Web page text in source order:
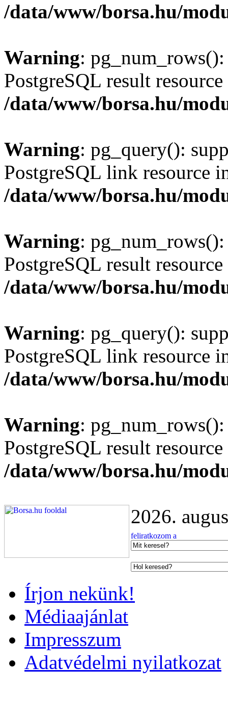
/data/www/borsa.hu/
Warning:
PostgreSQL result
/data/www/borsa.hu/
Warning: pg_query():
PostgreSQL link resource
/data/www/borsa.hu/
Warning:
PostgreSQL result
/data/www/borsa.hu/
Warning: pg_query():
PostgreSQL link resource
/data/www/borsa.hu/
Warning:
PostgreSQL result
/data/www/borsa.hu/
2026.
Írjon nekünk!
Médiaajánlat
Impresszum
Adatvédelmi nyilatkozat